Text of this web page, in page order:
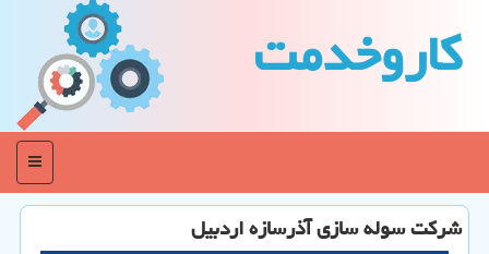
كاروخدمت
منو
شرکت سوله سازی آذرسازه اردبیل